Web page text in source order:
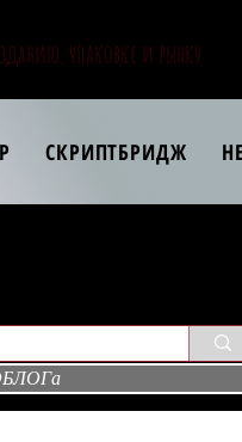
упаковке и рынку
СКРИПТБРИДЖ